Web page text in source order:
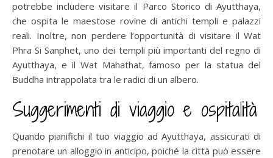
potrebbe includere visitare il Parco Storico di Ayutthaya,
che ospita le maestose rovine di antichi templi e palazzi
reali. Inoltre, non perdere l’opportunità di visitare il Wat
Phra Si Sanphet, uno dei templi più importanti del regno di
Ayutthaya, e il Wat Mahathat, famoso per la statua del
Buddha intrappolata tra le radici di un albero.
Suggerimenti di viaggio e ospitalità
Quando pianifichi il tuo viaggio ad Ayutthaya, assicurati di
prenotare un alloggio in anticipo, poiché la città può essere